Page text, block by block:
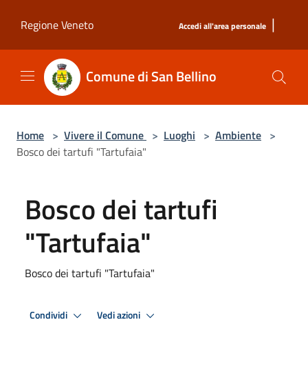
Regione Veneto
Accedi all'area personale |
Comune di San Bellino
Home > Vivere il Comune > Luoghi > Ambiente >
Bosco dei tartufi "Tartufaia"
Bosco dei tartufi
"Tartufaia"
Bosco dei tartufi "Tartufaia"
Condividi Vedi azioni